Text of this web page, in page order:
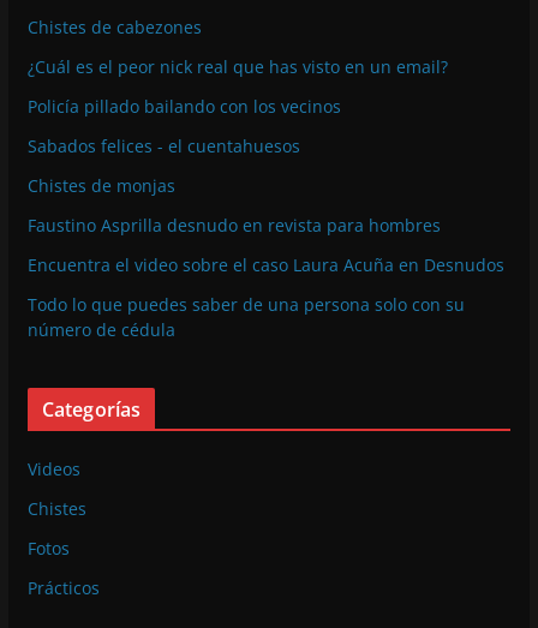
Chistes de cabezones
¿Cuál es el peor nick real que has visto en un email?
Policía pillado bailando con los vecinos
Sabados felices - el cuentahuesos
Chistes de monjas
Faustino Asprilla desnudo en revista para hombres
Encuentra el video sobre el caso Laura Acuña en Desnudos
Todo lo que puedes saber de una persona solo con su
número de cédula
Categorías
Videos
Chistes
Fotos
Prácticos